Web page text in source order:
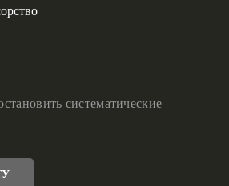
систематические